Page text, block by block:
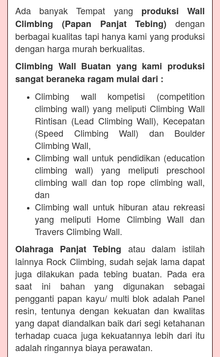
Ada banyak Tempat yang produksi Wall
Climbing (Papan Panjat Tebing) dengan
berbagai kualitas tapi hanya kami yang produksi
dengan harga murah berkualitas.
Climbing Wall Buatan yang kami produksi
sangat beraneka ragam mulai dari :
Climbing wall kompetisi (competition
climbing wall) yang meliputi Climbing Wall
Rintisan (Lead Climbing Wall), Kecepatan
(Speed Climbing Wall) dan Boulder
Climbing Wall,
Climbing wall untuk pendidikan (education
climbing wall) yang meliputi preschool
climbing wall dan top rope climbing wall,
dan
Climbing wall untuk hiburan atau rekreasi
yang meliputi Home Climbing Wall dan
Travers Climbing Wall.
Olahraga Panjat Tebing atau dalam istilah
lainnya Rock Climbing, sudah sejak lama dapat
juga dilakukan pada tebing buatan. Pada era
saat ini bahan yang digunakan sebagai
pengganti papan kayu/ multi blok adalah Panel
resin, tentunya dengan kekuatan dan kwalitas
yang dapat diandalkan baik dari segi ketahanan
terhadap cuaca juga kekuatannya lebih dari itu
adalah ringannya biaya perawatan.